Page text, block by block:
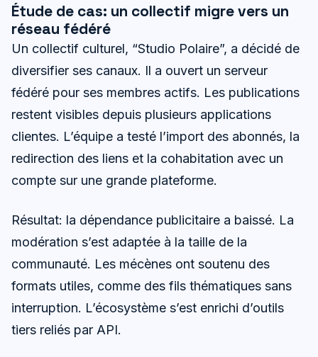
Étude de cas: un collectif migre vers un
réseau fédéré
Un collectif culturel, “Studio Polaire”, a décidé de
diversifier ses canaux. Il a ouvert un serveur
fédéré pour ses membres actifs. Les publications
restent visibles depuis plusieurs applications
clientes. L’équipe a testé l’import des abonnés, la
redirection des liens et la cohabitation avec un
compte sur une grande plateforme.
Résultat: la dépendance publicitaire a baissé. La
modération s’est adaptée à la taille de la
communauté. Les mécènes ont soutenu des
formats utiles, comme des fils thématiques sans
interruption. L’écosystème s’est enrichi d’outils
tiers reliés par API.